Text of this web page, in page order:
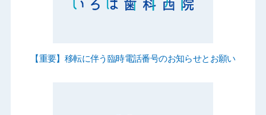
【重要】移転に伴う臨時電話番号のお知らせとお願い